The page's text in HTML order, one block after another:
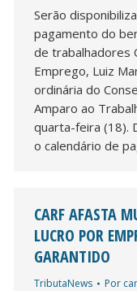
Serão
pagamento do
de trabalhadores
Emprego, Luiz
ordinária do
Amparo ao
quarta-feira (18).
o calendário de
CARF AFASTA
LUCRO POR
GARANTIDO
TributaNews Por